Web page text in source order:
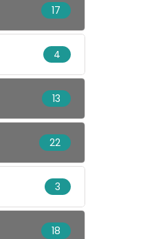
17
4
13
22
3
18